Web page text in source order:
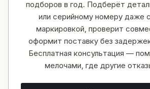
подборов в год. Подберёт
или серийному номеру даже
маркировкой, проверит
оформит поставку без
Бесплатная консультация —
мелочами, где другие